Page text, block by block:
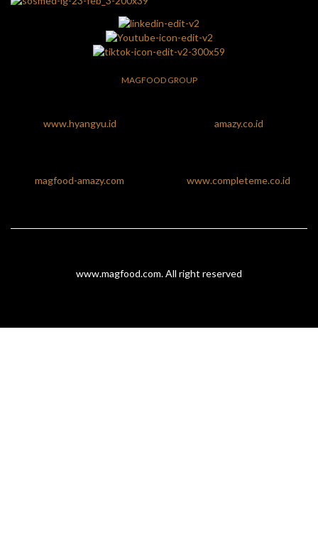
MAGFOOD GROUP
www.hyangyu.id amazy.co.id
magfood-amazy.com www.completeme.co.id
www.magfood.com. All right reserved